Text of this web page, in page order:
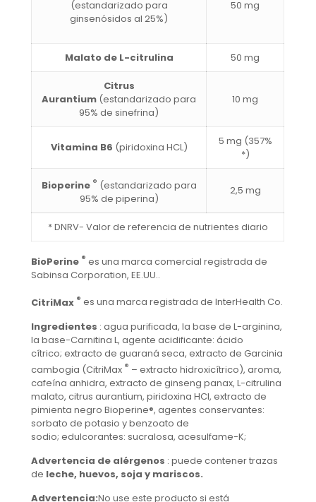
(estandarizado para
ginsenósidos al 25%)
50 mg
Malato de L-citrulina 50 mg
Citrus
Aurantium (estandarizado para
95% de sinefrina)
10 mg
Vitamina B6 (piridoxina HCL)
5 mg (357%
*)
Bioperine ® (estandarizado para
95% de piperina)
2,5 mg
* DNRV- Valor de referencia de nutrientes diario
BioPerine ® es una marca comercial registrada de
Sabinsa Corporation, EE.UU..
CitriMax ® es una marca registrada de InterHealth Co.
Ingredientes : agua purificada, la base de L-arginina,
la base-Carnitina L, agente acidificante: ácido
cítrico; extracto de guaraná seca, extracto de Garcinia
cambogia (CitriMax ® – extracto hidroxicítrico), aroma,
cafeína anhidra, extracto de ginseng panax, L-citrulina
malato, citrus aurantium, piridoxina HCl, extracto de
pimienta negro Bioperine®, agentes conservantes:
sorbato de potasio y benzoato de
sodio; edulcorantes: sucralosa, acesulfame-K;
Advertencia de alérgenos : puede contener trazas
de leche, huevos, soja y mariscos.
Advertencia:No use este producto si está